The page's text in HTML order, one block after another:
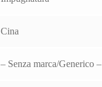
Cina
– Senza marca/Generico –